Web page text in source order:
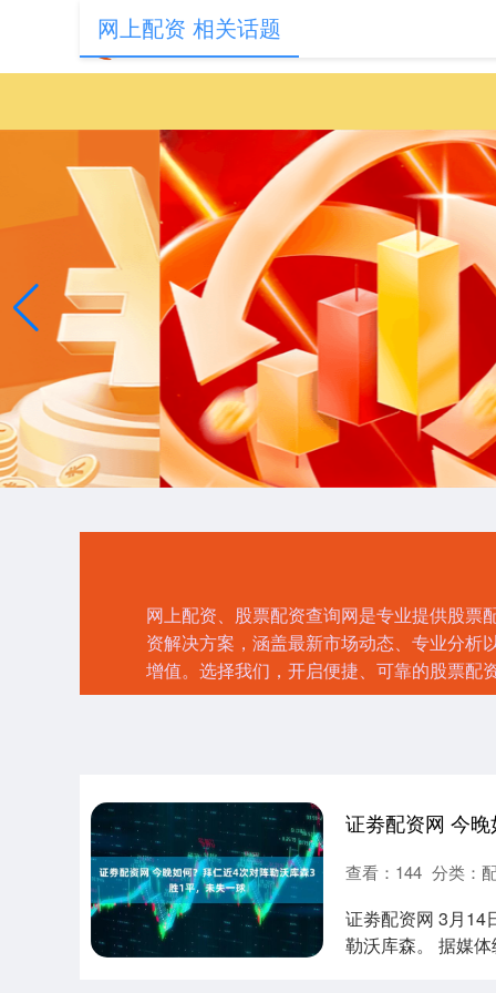
网上配资、股票配资查询网是专业提供股票
资解决方案，涵盖最新市场动态、专业分析
增值。选择我们，开启便捷、可靠的股票配
网上配资 相关话题
查看： 144 分类：
证劵配资网 3月14
勒沃库森。 据媒